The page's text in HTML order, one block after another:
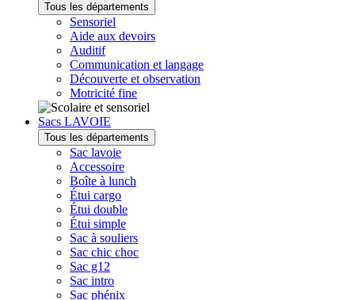
Tous les départements
Sensoriel
Aide aux devoirs
Auditif
Communication et langage
Découverte et observation
Motricité fine
Sacs LAVOIE
Tous les départements
Sac lavoie
Accessoire
Boîte à lunch
Étui cargo
Étui double
Étui simple
Sac à souliers
Sac chic choc
Sac g12
Sac intro
Sac phénix